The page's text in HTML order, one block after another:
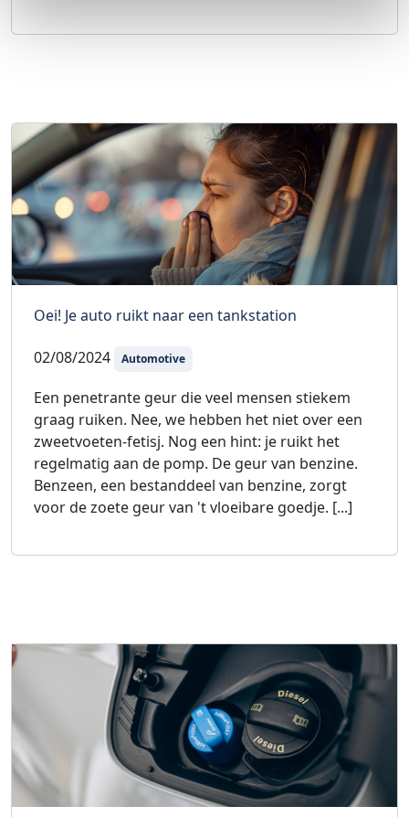
Oei! Je auto ruikt naar een tankstation
02/08/2024 Automotive
Een penetrante geur die veel mensen stiekem
graag ruiken. Nee, we hebben het niet over een
zweetvoeten-fetisj. Nog een hint: je ruikt het
regelmatig aan de pomp. De geur van benzine.
Benzeen, een bestanddeel van benzine, zorgt
voor de zoete geur van 't vloeibare goedje. [...]